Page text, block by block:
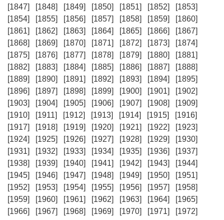
[1847]
[1848] [1849] [1850] [1851] [1852]
[1853]
[1854]
[1855] [1856] [1857] [1858] [1859]
[1860]
[1861]
[1862] [1863] [1864] [1865] [1866]
[1867]
[1868]
[1869] [1870] [1871] [1872] [1873]
[1874]
[1875]
[1876] [1877] [1878] [1879] [1880]
[1881]
[1882]
[1883] [1884] [1885] [1886] [1887]
[1888]
[1889]
[1890] [1891] [1892] [1893] [1894]
[1895]
[1896]
[1897] [1898] [1899] [1900] [1901]
[1902]
[1903]
[1904] [1905] [1906] [1907] [1908]
[1909]
[1910]
[1911] [1912] [1913] [1914] [1915]
[1916]
[1917]
[1918] [1919] [1920] [1921] [1922]
[1923]
[1924]
[1925] [1926] [1927] [1928] [1929]
[1930]
[1931]
[1932] [1933] [1934] [1935] [1936]
[1937]
[1938]
[1939] [1940] [1941] [1942] [1943]
[1944]
[1945]
[1946] [1947] [1948] [1949] [1950]
[1951]
[1952]
[1953] [1954] [1955] [1956] [1957]
[1958]
[1959]
[1960] [1961] [1962] [1963] [1964]
[1965]
[1966]
[1967] [1968] [1969] [1970] [1971]
[1972]